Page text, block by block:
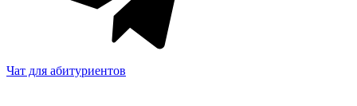
Чат для абитуриентов